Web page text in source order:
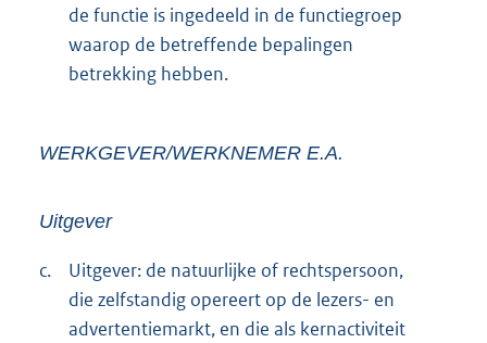
de functie is ingedeeld in de functiegroep
waarop de betreffende bepalingen
betrekking hebben.
WERKGEVER/WERKNEMER E.A.
Uitgever
c.
Uitgever: de natuurlijke of rechtspersoon,
die zelfstandig opereert op de lezers- en
advertentiemarkt, en die als kernactiviteit